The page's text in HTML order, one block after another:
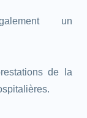
un
de la